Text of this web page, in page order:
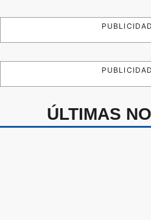
PUBLICIDAD
PUBLICIDAD
ÚLTIMAS